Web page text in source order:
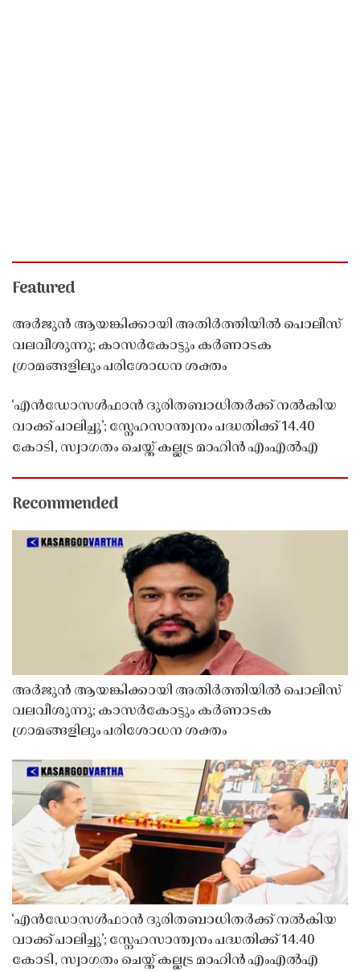
Featured
അർജുൻ ആയങ്കിക്കായി അതിർത്തിയിൽ പൊലീസ്
വലവീശുന്നു; കാസർകോട്ടും കർണാടക
ഗ്രാമങ്ങളിലും പരിശോധന ശക്തം
‘എൻഡോസൾഫാൻ ദുരിതബാധിതർക്ക് നൽകിയ
വാക്ക് പാലിച്ചു’; സ്നേഹസാന്ത്വനം പദ്ധതിക്ക് 14.40
കോടി, സ്വാഗതം ചെയ്ത് കല്ലട്ര മാഹിൻ എംഎൽഎ
Recommended
അർജുൻ ആയങ്കിക്കായി അതിർത്തിയിൽ പൊലീസ്
വലവീശുന്നു; കാസർകോട്ടും കർണാടക
ഗ്രാമങ്ങളിലും പരിശോധന ശക്തം
‘എൻഡോസൾഫാൻ ദുരിതബാധിതർക്ക് നൽകിയ
വാക്ക് പാലിച്ചു’; സ്നേഹസാന്ത്വനം പദ്ധതിക്ക് 14.40
കോടി, സ്വാഗതം ചെയ്ത് കല്ലട്ര മാഹിൻ എംഎൽഎ